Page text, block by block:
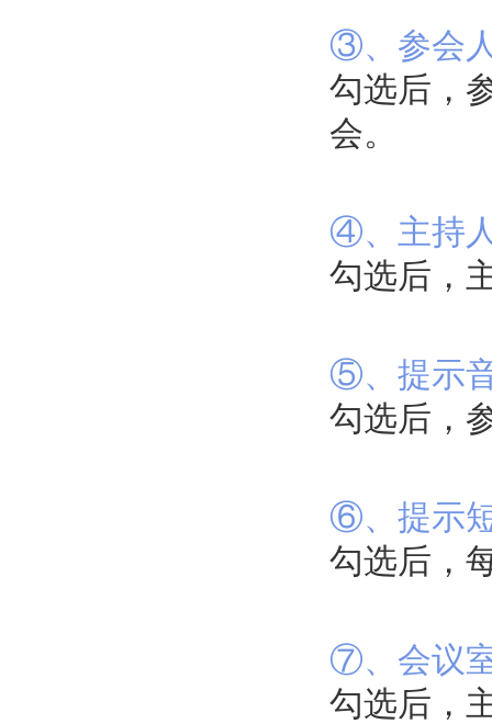
③、参会
勾选后，
会。
④、主持
勾选后，
⑤、提示
勾选后，
⑥、提示
勾选后，
⑦、会议
勾选后，